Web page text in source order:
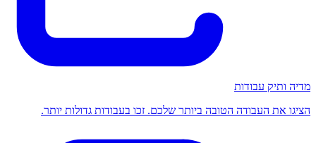
מדיה ותיק עבודות
הציגו את העבודה הטובה ביותר שלכם. זכו בעבודות גדולות יותר.